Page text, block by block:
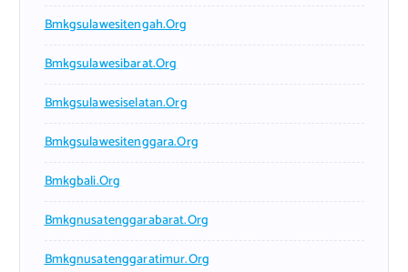
Bmkgsulawesitengah.org
Bmkgsulawesibarat.org
Bmkgsulawesiselatan.org
Bmkgsulawesitenggara.org
Bmkgbali.org
Bmkgnusatenggarabarat.org
Bmkgnusatenggaratimur.org